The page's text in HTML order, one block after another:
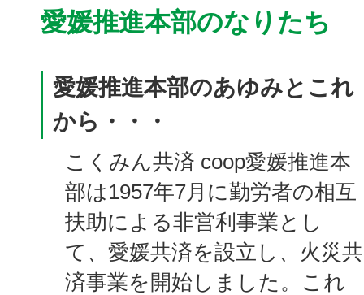
愛媛推進本部のなりたち
愛媛推進本部のあゆみとこれ
から・・・
こくみん共済 coop愛媛推進本
部は1957年7月に勤労者の相互
扶助による非営利事業とし
て、愛媛共済を設立し、火災共
済事業を開始しました。これ